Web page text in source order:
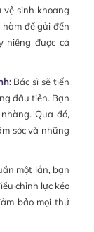
vệ sinh khoang
hàm để gửi đến
niềng được cá
Bác sĩ sẽ tiến
đầu tiên. Bạn
Qua đó,
sóc và những
một lần, bạn
chỉnh lực kéo
bảo mọi thứ